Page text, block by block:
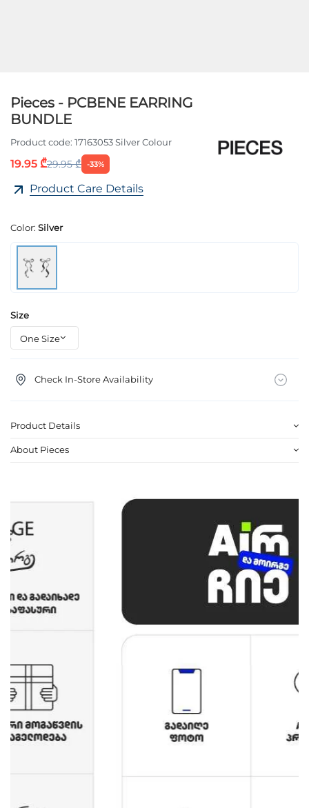
Pieces - PCBENE EARRING
BUNDLE
Product code: 17163053 Silver Colour
19.95 ₾29.95 ₾ -33%
Product Care Details
Color: Silver
Size
Check In-Store Availability
Product Details
About Pieces